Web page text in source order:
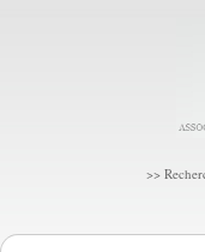
>>